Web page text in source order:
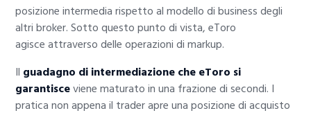
posizione intermedia rispetto al modello di business degli
altri broker. Sotto questo punto di vista, eToro
agisce attraverso delle operazioni di markup.
Il guadagno di intermediazione che eToro si
garantisceviene maturato in una frazione di secondi. I
pratica non appena il trader apre una posizione di acquisto